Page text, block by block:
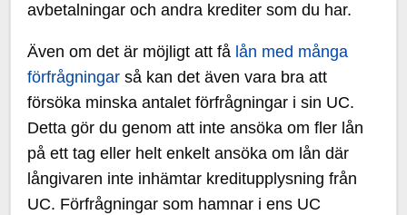
avbetalningar och andra krediter som du har.
Även om det är möjligt att få lån med många
förfrågningar så kan det även vara bra att
försöka minska antalet förfrågningar i sin UC.
Detta gör du genom att inte ansöka om fler lån
på ett tag eller helt enkelt ansöka om lån där
långivaren inte inhämtar kreditupplysning från
UC. Förfrågningar som hamnar i ens UC